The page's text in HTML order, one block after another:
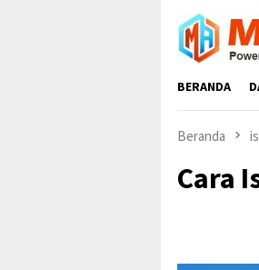
Loncat
konten
BERANDA
Beranda
Cara